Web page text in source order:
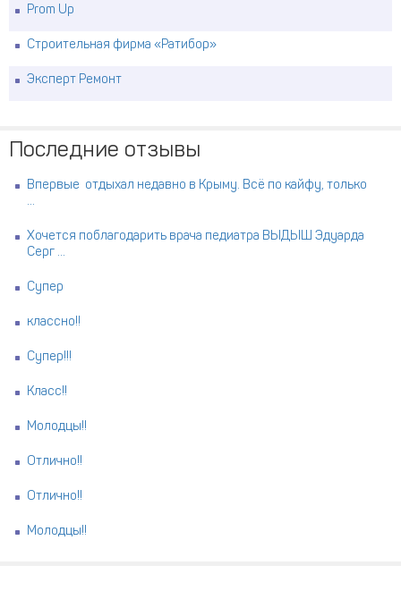
Prom Up
Строительная фирма «Ратибор»
Эксперт Ремонт
Последние отзывы
Впервые отдыхал недавно в Крыму. Всё по кайфу, только
...
Хочется поблагодарить врача педиатра ВЫДЫШ Эдуарда
Серг ...
Супер
классно!!
Супер!!!
Класс!!
Молодцы!!
Отлично!!
Отлично!!
Молодцы!!